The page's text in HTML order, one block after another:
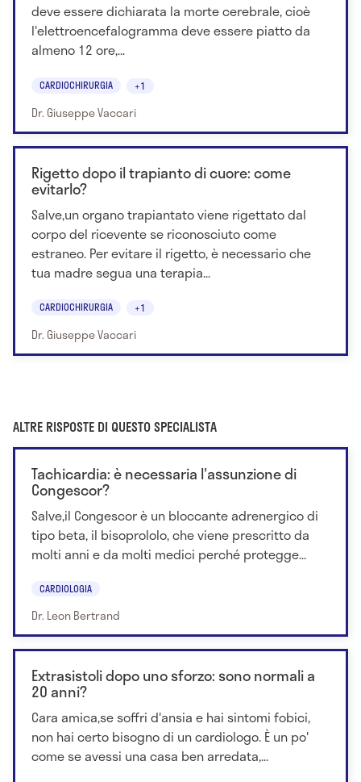
deve essere dichiarata la morte cerebrale, cioè
l'elettroencefalogramma deve essere piatto da
almeno 12 ore,...
CARDIOCHIRURGIA +1
Dr. Giuseppe Vaccari
Rigetto dopo il trapianto di cuore: come
evitarlo?
Salve,un organo trapiantato viene rigettato dal
corpo del ricevente se riconosciuto come
estraneo. Per evitare il rigetto, è necessario che
tua madre segua una terapia...
CARDIOCHIRURGIA +1
Dr. Giuseppe Vaccari
ALTRE RISPOSTE DI QUESTO SPECIALISTA
Tachicardia: è necessaria l'assunzione di
Congescor?
Salve,il Congescor è un bloccante adrenergico di
tipo beta, il bisoprololo, che viene prescritto da
molti anni e da molti medici perché protegge...
CARDIOLOGIA
Dr. Leon Bertrand
Extrasistoli dopo uno sforzo: sono normali a
20 anni?
Cara amica,se soffri d'ansia e hai sintomi fobici,
non hai certo bisogno di un cardiologo. È un po'
come se avessi una casa ben arredata,...